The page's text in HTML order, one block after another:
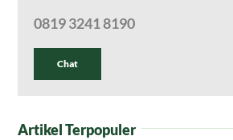
0819 3241 8190
Chat
Artikel Terpopuler